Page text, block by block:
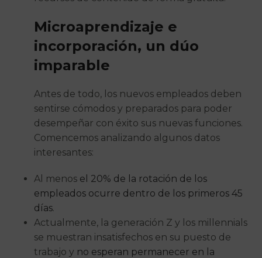
Microaprendizaje e
incorporación, un dúo
imparable
Antes de todo, los nuevos empleados deben
sentirse cómodos y preparados para poder
desempeñar con éxito sus nuevas funciones.
Comencemos analizando algunos datos
interesantes:
Al menos el 20% de la rotación de los
empleados ocurre dentro de los primeros 45
días.
Actualmente, la generación Z y los millennials
se muestran insatisfechos en su puesto de
trabajo y no esperan permanecer en la